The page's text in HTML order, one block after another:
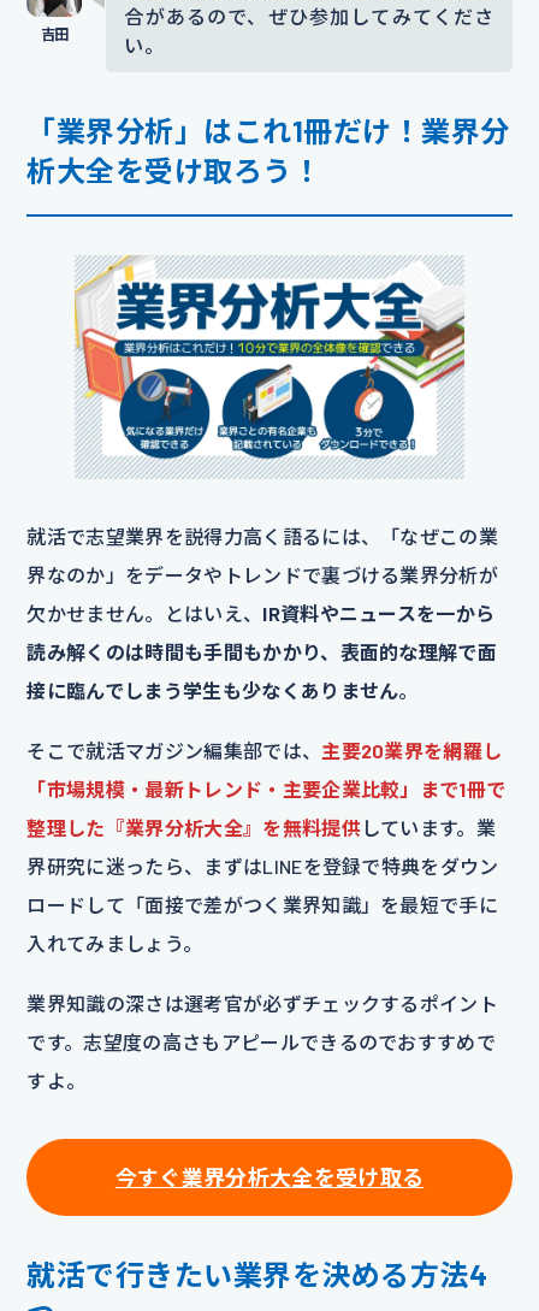
合があるので、ぜひ参加してみてくださ
い。
「業界分析」はこれ1冊だけ！業界分
析大全を受け取ろう！
就活で志望業界を説得力高く語るには、「なぜこの業
界なのか」をデータやトレンドで裏づける業界分析が
欠かせません。とはいえ、 IR資料やニュースを一から
読み解くのは時間も手間もかかり、表面的な理解で面
接に臨んでしまう学生も少なくありません。
そこで就活マガジン編集部では、 主要20業界を網羅し
「市場規模・最新トレンド・主要企業比較」まで1冊で
整理した『業界分析大全』を無料提供しています。業
界研究に迷ったら、まずはLINEを登録で特典をダウン
ロードして「面接で差がつく業界知識」を最短で手に
入れてみましょう。
業界知識の深さは選考官が必ずチェックするポイント
です。志望度の高さもアピールできるのでおすすめで
すよ。
今すぐ業界分析大全を受け取る
就活で行きたい業界を決める方法4